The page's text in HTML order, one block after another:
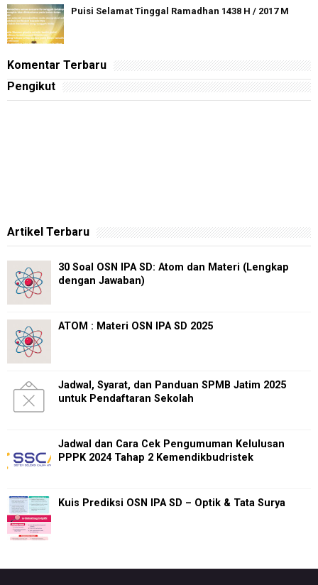
Puisi Selamat Tinggal Ramadhan 1438 H / 2017 M
Komentar Terbaru
Pengikut
Artikel Terbaru
30 Soal OSN IPA SD: Atom dan Materi (Lengkap
dengan Jawaban)
ATOM : Materi OSN IPA SD 2025
Jadwal, Syarat, dan Panduan SPMB Jatim 2025
untuk Pendaftaran Sekolah
Jadwal dan Cara Cek Pengumuman Kelulusan
PPPK 2024 Tahap 2 Kemendikbudristek
Kuis Prediksi OSN IPA SD – Optik & Tata Surya